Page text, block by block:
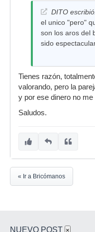
DITO
el unico "pero"
son los aros del
sido
Tienes razón,
valorando, pero la
y por ese dinero no
Saludos.
« Ir a Bricómanos
NUEVO POST ×